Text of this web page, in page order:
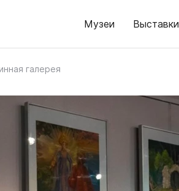
Музеи Выставки
галерея